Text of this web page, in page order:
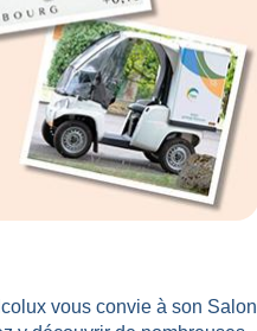
vous convie à son Salon